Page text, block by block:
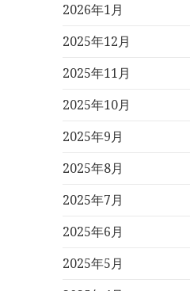
2026年1月
2025年12月
2025年11月
2025年10月
2025年9月
2025年8月
2025年7月
2025年6月
2025年5月